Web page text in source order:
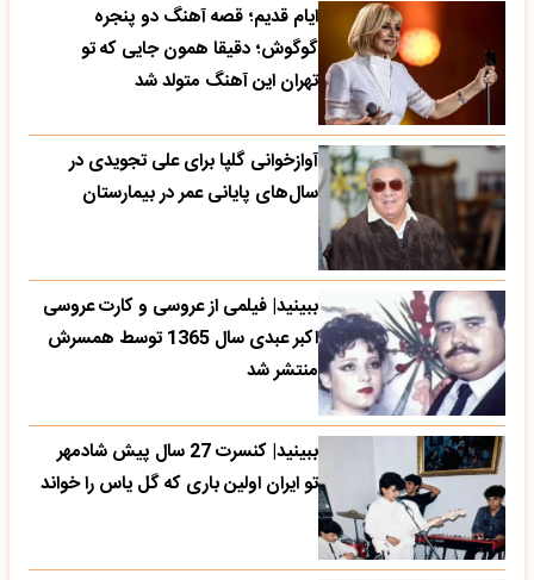
ایام قدیم؛ قصه آهنگ دو پنجره
گوگوش؛ دقیقا همون جایی که تو
تهران این آهنگ متولد شد
آوازخوانی گلپا برای علی تجویدی در
سال‌های پایانی عمر در بیمارستان
ببینید| فیلمی از عروسی و کارت عروسی
اکبر عبدی سال 1365 توسط همسرش
منتشر شد
ببینید| کنسرت 27 سال پیش شادمهر
تو ایران اولین باری که گل یاس را خواند